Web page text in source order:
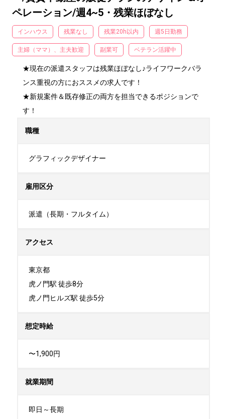
ペレーション/週4~5・残業ほぼなし
インハウス 残業なし 残業20h以内 週5日勤務
主婦（ママ）、主夫歓迎 副業可 ベテラン活躍中
★現在の派遣スタッフは残業ほぼなし♪ライフワークバラ
ンス重視の方におススメの求人です！
★新規案件＆既存修正の両方を担当できるポジションで
す！
職種
グラフィックデザイナー
雇用区分
派遣（長期・フルタイム）
アクセス
東京都
虎ノ門駅 徒歩8分
虎ノ門ヒルズ駅 徒歩5分
想定時給
〜1,900円
就業期間
即日～長期